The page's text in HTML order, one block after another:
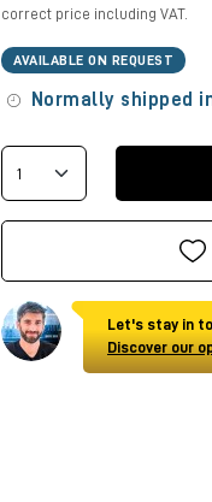
correct price including VAT.
AVAILABLE ON REQUEST
Normally shipped
Let's stay in
Discover our